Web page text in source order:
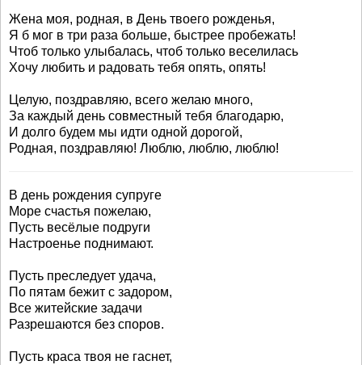
Жена моя, родная, в День твоего рожденья,
Я б мог в три раза больше, быстрее пробежать!
Чтоб только улыбалась, чтоб только веселилась
Хочу любить и радовать тебя опять, опять!
Целую, поздравляю, всего желаю много,
За каждый день совместный тебя благодарю,
И долго будем мы идти одной дорогой,
Родная, поздравляю! Люблю, люблю, люблю!
В день рождения супруге
Море счастья пожелаю,
Пусть весёлые подруги
Настроенье поднимают.
Пусть преследует удача,
По пятам бежит с задором,
Все житейские задачи
Разрешаются без споров.
Пусть краса твоя не гаснет,